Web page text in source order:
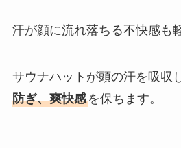
汗が顔に流れ落ちる不快感も
サウナハットが頭の汗を吸収
防ぎ、爽快感を保ちます。